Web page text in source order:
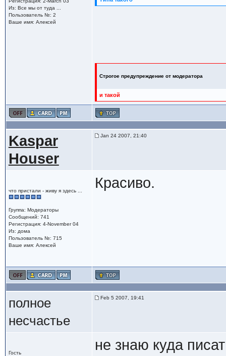
Из: Все мы от туда ...
Пользователь №: 2
Ваше имя: Алексей
Строгое предупреждение от модератора
и такой
Kaspar
Houser
Jan 24 2007, 21:40
что пристали - живу я здесь ...
Группа: Модераторы
Сообщений: 741
Регистрация: 4-November 04
Из: дома
Пользователь №: 715
Ваше имя: Алексей
Красиво.
полное
несчастье
Feb 5 2007, 19:41
Гость
не знаю куда